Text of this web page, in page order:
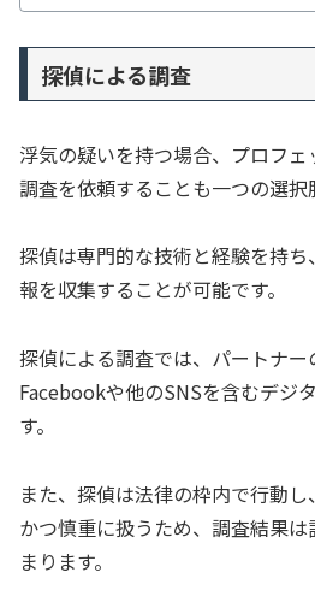
探偵による調査
浮気の疑いを持つ場合、プロフ
調査を依頼することも一つの選択
探偵は専門的な技術と経験を持
報を収集することが可能です。
探偵による調査では、パートナー
Facebookや他のSNSを含むデジ
す。
また、探偵は法律の枠内で行動
かつ慎重に扱うため、調査結果
まります。